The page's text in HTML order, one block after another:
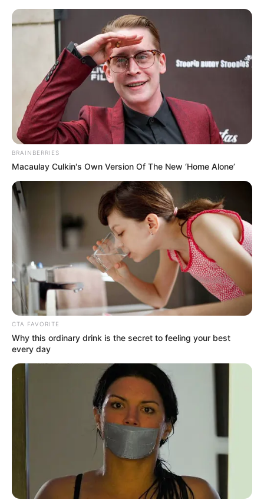
Bad Elster - Floratempel
Bad Elster Veranstaltungen Hotels
« zurück Bad Elster weiter»
Der zwischen Gondelteich und Paul-Schindel-Park
stehende Floratempel ist eines von vielen Denkmälern,
die das Stadtbild von Bad Elster verschönern.
Bilder von Sehenswürdigkeiten mit touristischen
Informationen über Bad Elster:
BRAINBERRIES
Macaulay Culkin's Own Version Of The New ‘Home Alone’
CTA FAVORITE
Why this ordinary drink is the secret to feeling your best
every day